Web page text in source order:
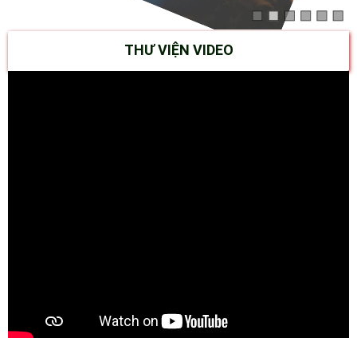
THƯ VIỆN VIDEO